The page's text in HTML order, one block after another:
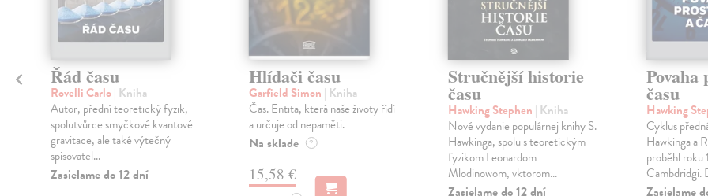
Řád času
Rovelli Carlo| Kniha
Autor, přední teoretický fyzik,
spolutvůrce smyčkové kvantové
gravitace, ale také výtečný
spisovatel...
Zasielame do 12 dní
Hlídači času
Garfield Simon | Kniha
Čas. Entita, která naše životy řídí
a určuje od nepaměti.
Na sklade ?
15,58 €
Stručnější historie
času
Hawking Stephen | Kniha
Nové vydanie populárnej knihy S.
Hawkinga, spolu s teoretickým
fyzikom Leonardom
Mlodinowom, vktorom...
času
Hawking
Cyklus
Hawkinga a
proběhl roku
Cambdridgi.